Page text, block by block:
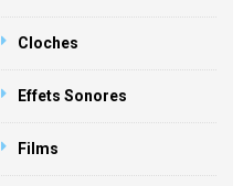
Cloches
Effets Sonores
Films